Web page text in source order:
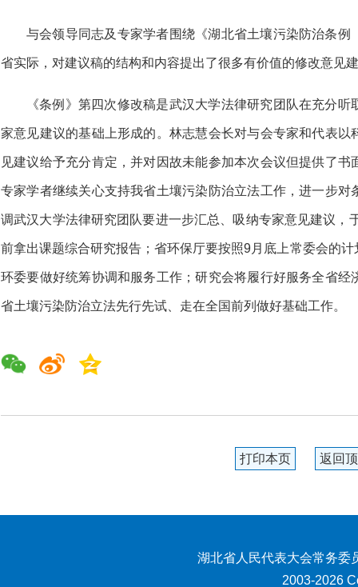
与会领导同志及专家学者围绕《湖北省土壤污染防治条
省实际，对建议稿的结构和内容提出了很多有价值的修改意见
《条例》第四次修改稿是武汉大学法律研究团队在充分
家意见建议的基础上形成的。 林志慧会长对与会专家和代表以
见建议给予充分肯定，并对因故未能参加本次会议但提供了
专家学者继续关心支持我省土壤污染防治立法工作，进一步
调武汉大学法律研究团队要进一步汇总、吸纳专家意见建议，
前拿出课题综合研究报告；省环保厅要按照9月底上常委会的
环委要做好统筹协调和服务工作；研究会将履行好服务全省
省土壤污染防治立法先行先试、走在全国前列做好基础工作。
打印本页 返回
湖北省人民代表大会常务委
2003-2026